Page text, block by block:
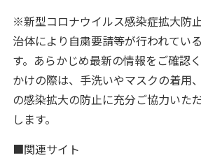
※新型コロナウイルス感染症拡大防
治体により自粛要請等が行われてい
す。あらかじめ最新の情報をご確認
かけの際は、手洗いやマスクの着用
の感染拡大の防止に充分ご協力いた
します。
■関連サイト